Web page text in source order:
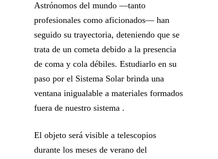
Astrónomos del mundo —tanto
profesionales como aficionados— han
seguido su trayectoria, deteniendo que se
trata de un cometa debido a la presencia
de coma y cola débiles. Estudiarlo en su
paso por el Sistema Solar brinda una
ventana inigualable a materiales formados
fuera de nuestro sistema .
El objeto será visible a telescopios
durante los meses de verano del